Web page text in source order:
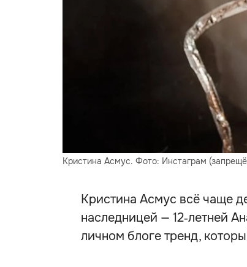
Кристина Асмус. Фото: Инстаграм
Кристина Асмус всё чаще
наследницей — 12‑летней
личном блоге тренд,